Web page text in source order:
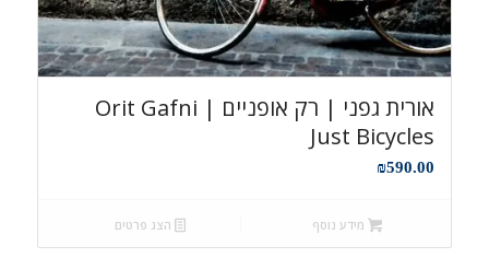
אורית גפני | רק אופניים Orit Gafni |
Just Bicycles
₪590.00
מידע נוסף הצג פרטים